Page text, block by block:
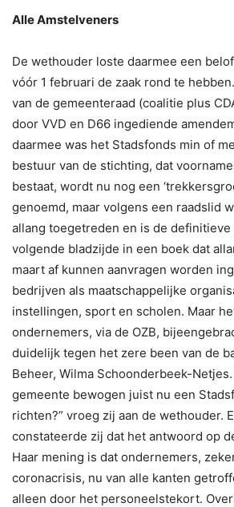
Alle Amstelveners
De wethouder loste daarmee een
vóór 1 februari de zaak rond te
van de gemeenteraad (coalitie plus
door VVD en D66 ingediende
daarmee was het Stadsfonds min of
bestuur van de stichting, dat
bestaat, wordt nu nog een
genoemd, maar volgens een raadslid
allang toegetreden en is de
volgende bladzijde in een boek dat
maart af kunnen aanvragen worden
bedrijven als maatschappelijke
instellingen, sport en scholen. Maar
ondernemers, via de OZB,
duidelijk tegen het zere been van de
Beheer, Wilma Schoonderbeek-Netjes.
gemeente bewogen juist nu een
richten?” vroeg zij aan de wethouder.
constateerde zij dat het antwoord op
Haar mening is dat ondernemers,
coronacrisis, nu van alle kanten
alleen door het personeelstekort.